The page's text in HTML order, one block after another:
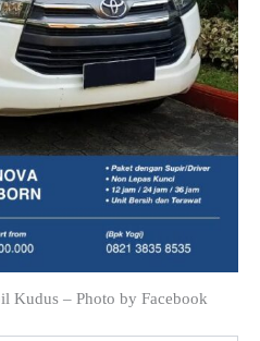
Kudus – Photo by Facebook